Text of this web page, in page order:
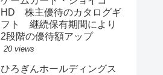
HD 株主優待のカタログギ
フト 継続保有期間により
2段階の優待額アップ
20 views
ひろぎんホールディングス